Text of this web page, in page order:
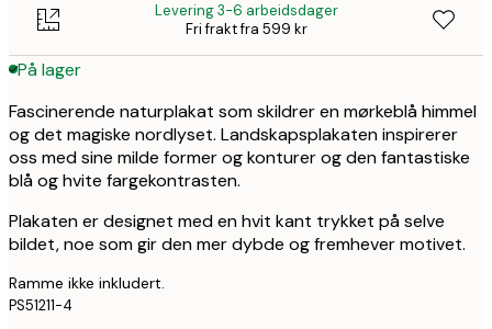
Levering 3-6 arbeidsdager
Fri frakt fra 599 kr
På lager
Fascinerende naturplakat som skildrer en mørkeblå himmel
og det magiske nordlyset. Landskapsplakaten inspirerer
oss med sine milde former og konturer og den fantastiske
blå og hvite fargekontrasten.
Plakaten er designet med en hvit kant trykket på selve
bildet, noe som gir den mer dybde og fremhever motivet.
Ramme ikke inkludert.
PS51211-4